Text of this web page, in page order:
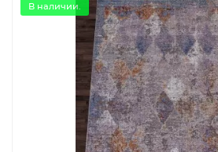
В наличии.